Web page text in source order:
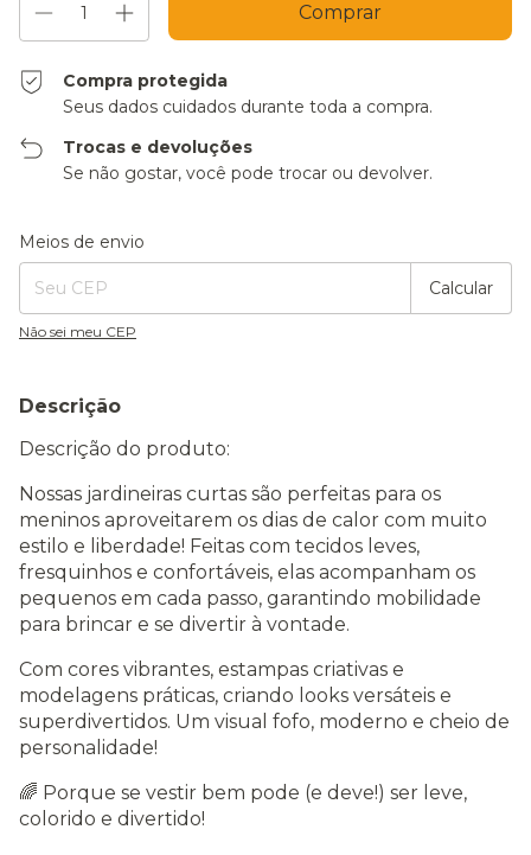
Compra protegida
Seus dados cuidados durante toda a compra.
Trocas e devoluções
Se não gostar, você pode trocar ou devolver.
Entregas para o CEP:
Meios de envio
Calcular
Não sei meu CEP
Descrição
Descrição do produto:
Nossas jardineiras curtas são perfeitas para os
meninos aproveitarem os dias de calor com muito
estilo e liberdade! Feitas com tecidos leves,
fresquinhos e confortáveis, elas acompanham os
pequenos em cada passo, garantindo mobilidade
para brincar e se divertir à vontade.
Com cores vibrantes, estampas criativas e
modelagens práticas, criando looks versáteis e
superdivertidos. Um visual fofo, moderno e cheio de
personalidade!
🌈 Porque se vestir bem pode (e deve!) ser leve,
colorido e divertido!